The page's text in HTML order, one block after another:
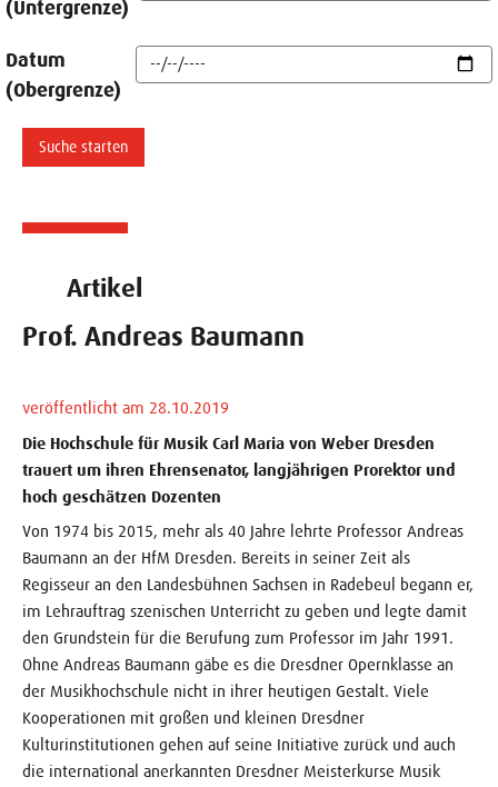
(Untergrenze)
Datum
(Obergrenze)
Artikel
Prof. Andreas Baumann
veröffentlicht am 28.10.2019
Die Hochschule für Musik Carl Maria von Weber Dresden
trauert um ihren Ehrensenator, langjährigen Prorektor und
hoch geschätzen Dozenten
Von 1974 bis 2015, mehr als 40 Jahre lehrte Professor Andreas
Baumann an der HfM Dresden. Bereits in seiner Zeit als
Regisseur an den Landesbühnen Sachsen in Radebeul begann er,
im Lehrauftrag szenischen Unterricht zu geben und legte damit
den Grundstein für die Berufung zum Professor im Jahr 1991.
Ohne Andreas Baumann gäbe es die Dresdner Opernklasse an
der Musikhochschule nicht in ihrer heutigen Gestalt. Viele
Kooperationen mit großen und kleinen Dresdner
Kulturinstitutionen gehen auf seine Initiative zurück und auch
die international anerkannten Dresdner Meisterkurse Musik